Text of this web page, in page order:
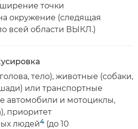
точки
окружение (следящая
всей области ВЫКЛ.)
тело), животные (собаки,
или транспортные
автомобили и мотоциклы,
приоритет
людей4 (до 10